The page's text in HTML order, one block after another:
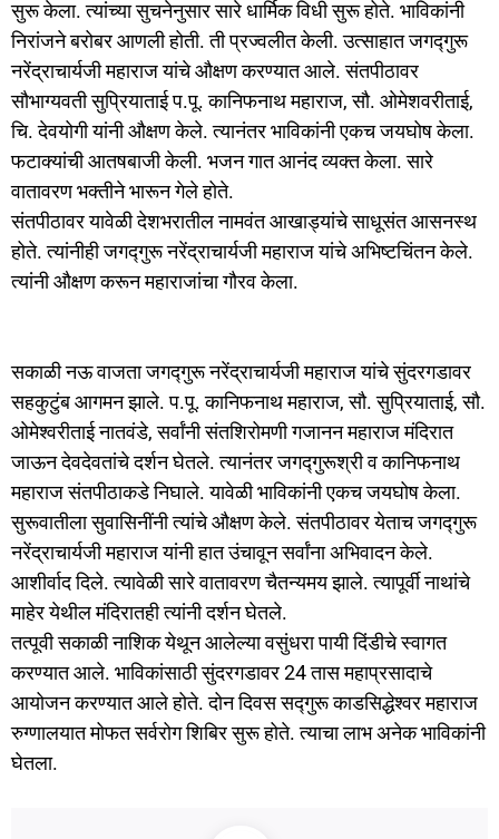
सुरू केला. त्यांच्या सुचनेनुसार सारे धार्मिक विधी सुरू होते. भाविकांनी
निरांजने बरोबर आणली होती. ती प्रज्वलीत केली. उत्साहात जगद्गुरू
नरेंद्राचार्यजी महाराज यांचे औक्षण करण्यात आले. संतपीठावर
सौभाग्यवती सुप्रियाताई प.पू. कानिफनाथ महाराज, सौ. ओमेशवरीताई,
चि. देवयोगी यांनी औक्षण केले. त्यानंतर भाविकांनी एकच जयघोष केला.
फटाक्यांची आतषबाजी केली. भजन गात आनंद व्यक्त केला. सारे
वातावरण भक्तीने भारून गेले होते.
संतपीठावर यावेळी देशभरातील नामवंत आखाड्यांचे साधूसंत आसनस्थ
होते. त्यांनीही जगद्गुरू नरेंद्राचार्यजी महाराज यांचे अभिष्टचिंतन केले.
त्यांनी औक्षण करून महाराजांचा गौरव केला.
सकाळी नऊ वाजता जगद्गुरू नरेंद्राचार्यजी महाराज यांचे सुंदरगडावर
सहकुटुंब आगमन झाले. प.पू. कानिफनाथ महाराज, सौ. सुप्रियाताई, सौ.
ओमेश्वरीताई नातवंडे, सर्वांनी संतशिरोमणी गजानन महाराज मंदिरात
जाऊन देवदेवतांचे दर्शन घेतले. त्यानंतर जगद्गुरूश्री व कानिफनाथ
महाराज संतपीठाकडे निघाले. यावेळी भाविकांनी एकच जयघोष केला.
सुरूवातीला सुवासिनींनी त्यांचे औक्षण केले. संतपीठावर येताच जगद्गुरू
नरेंद्राचार्यजी महाराज यांनी हात उंचावून सर्वांना अभिवादन केले.
आशीर्वाद दिले. त्यावेळी सारे वातावरण चैतन्यमय झाले. त्यापूर्वी नाथांचे
माहेर येथील मंदिरातही त्यांनी दर्शन घेतले.
तत्पूवी सकाळी नाशिक येथून आलेल्या वसुंधरा पायी दिंडीचे स्वागत
करण्यात आले. भाविकांसाठी सुंदरगडावर 24 तास महाप्रसादाचे
आयोजन करण्यात आले होते. दोन दिवस सद्गुरू काडसिद्धेश्वर महाराज
रुग्णालयात मोफत सर्वरोग शिबिर सुरू होते. त्याचा लाभ अनेक भाविकांनी
घेतला.